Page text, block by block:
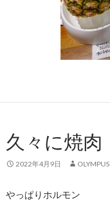
久々に焼肉
2022年4月9日 OLYMPUS
やっぱりホルモン